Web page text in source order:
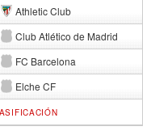
Athletic Club
Club Atlético de Madrid
FC Barcelona
Elche CF